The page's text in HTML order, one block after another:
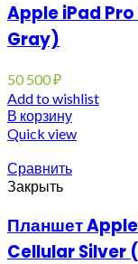
Apple iPad
Gray)
50 500₽
Add to wishlist
В корзину
Quick view
Сравнить
Закрыть
Планшет
Cellular Silver